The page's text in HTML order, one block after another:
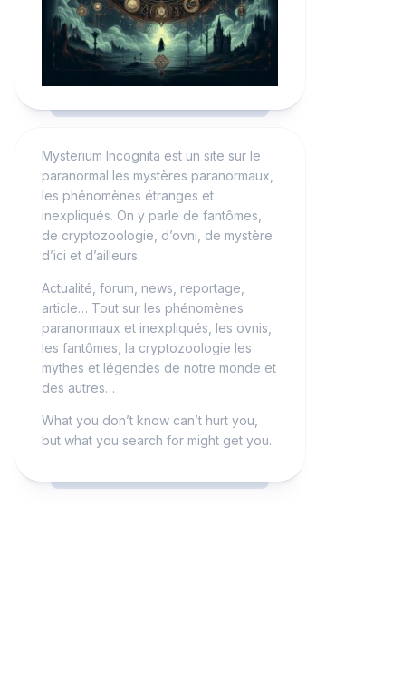
Mysterium Incognita est un site sur le
paranormal les mystères paranormaux,
les phénomènes étranges et
inexpliqués. On y parle de fantômes,
de cryptozoologie, d’ovni, de mystère
d’ici et d’ailleurs.
Actualité, forum, news, reportage,
article… Tout sur les phénomènes
paranormaux et inexpliqués, les ovnis,
les fantômes, la cryptozoologie les
mythes et légendes de notre monde et
des autres…
What you don’t know can’t hurt you,
but what you search for might get you.